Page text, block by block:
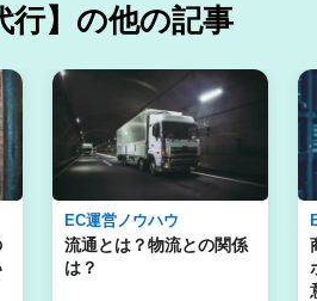
行】の他の記事
EC運営ノウハウ
流通とは？物流との関係
は？